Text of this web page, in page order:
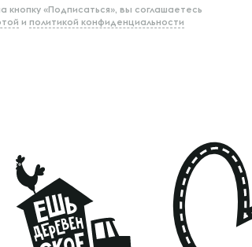
кнопку «Подписаться», вы соглашаетесь
и политикой конфиденциальности